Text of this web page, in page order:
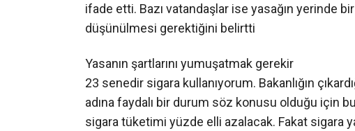
ifade etti. Bazı vatandaşlar ise yasağın yerinde
düşünülmesi gerektiğini belirtti
Yasanın şartlarını yumuşatmak gerekir
23 senedir sigara kullanıyorum. Bakanlığın
adına faydalı bir durum söz konusu olduğu için
sigara tüketimi yüzde elli azalacak. Fakat sigara